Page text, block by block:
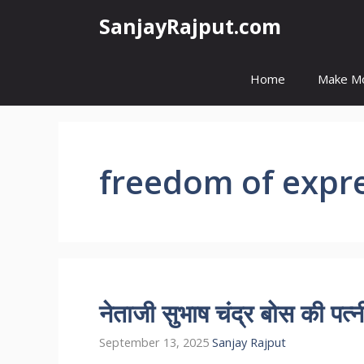
SanjayRajput.com
Home Make
freedom of
नेताजी सुभाष चंद्र बोस की
September 13, 2025 Sanjay Rajput